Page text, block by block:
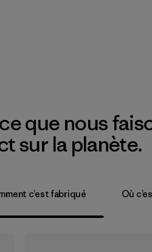
que nous
sur la planète.
c’est fabriqué Où